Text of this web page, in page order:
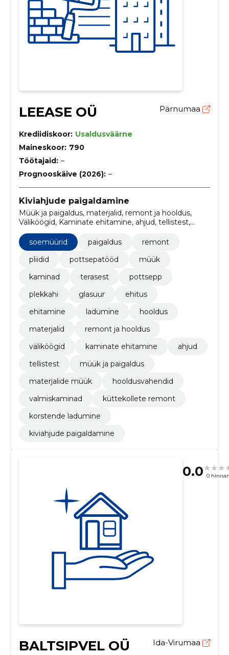
LEEASE OÜ Pärnumaa
Krediidiskoor: Usaldusväärne
Maineskoor: 790
Töötajaid: –
Prognooskäive (2026): –
Kiviahjude paigaldamine
Müük ja paigaldus, materjalid, remont ja hooldus,
Väliköögid, Kaminate ehitamine, ahjud, tellistest,
Korstende ladumine, küttekollete remont,
Valmiskaminad
soemüürid paigaldus
remont
pliidid
pottsepatööd
müük
kaminad
terasest
pottsepp
plekkahi
glasuur
ehitus
ehitamine
ladumine
hooldus
materjalid
remont ja hooldus
väliköögid
kaminate ehitamine
ahjud
tellistest
müük ja paigaldus
materjalide müük
hooldusvahendid
valmiskaminad
küttekollete remont
korstende ladumine
kiviahjude paigaldamine
0.0 0
BALTSIPVEL OÜ Ida-Virumaa